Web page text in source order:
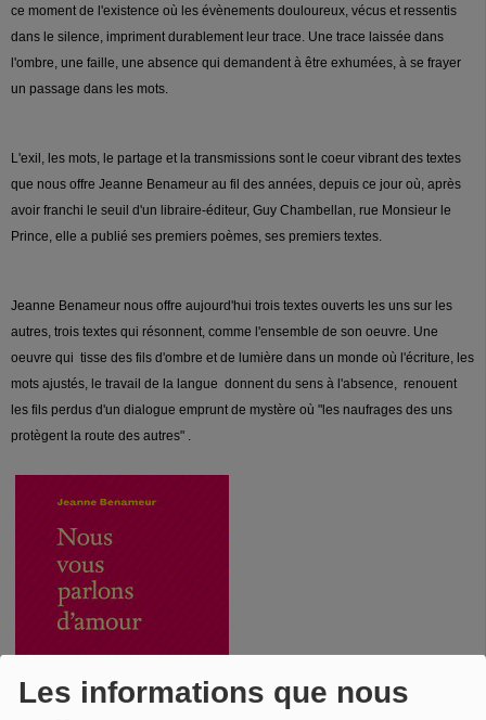
Les informations que nous
ce moment de l'existence où les évènements douloureux, vécus et ressentis
dans le silence, impriment durablement leur trace. Une trace laissée dans
l'ombre, une faille, une absence qui demandent à être exhumées, à se frayer
un passage dans les mots.
L'exil, les mots, le partage et la transmissions sont le coeur vibrant des textes
que nous offre Jeanne Benameur au fil des années, depuis ce jour où, après
avoir franchi le seuil d'un libraire-éditeur, Guy Chambellan, rue Monsieur le
Prince, elle a publié ses premiers poèmes, ses premiers textes.
Jeanne Benameur nous offre aujourd'hui trois textes ouverts les uns sur les
autres, trois textes qui résonnent, comme l'ensemble de son oeuvre. Une
oeuvre qui tisse des fils d'ombre et de lumière dans un monde où l'écriture, les
mots ajustés, le travail de la langue donnent du sens à l'absence, renouent
les fils perdus d'un dialogue emprunt de mystère où "les naufrages des uns
protègent la route des autres" .